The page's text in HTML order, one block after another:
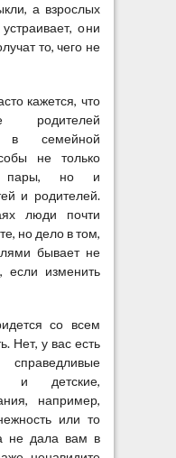
а взрослых
они
то, чего не
кажется, что
родителей
в семейной
не только
пары, но и
и родителей.
люди почти
но дело в том,
бывает не
если изменить
со всем
Нет, у вас есть
и детские,
например,
или то
не дала вам в